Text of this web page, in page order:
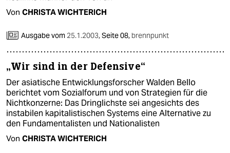
Von CHRISTA WICHTERICH
Ausgabe vom 25.1.2003,Seite 08, brennpunkt
„Wir sind in der Defensive“
Der asiatische Entwicklungsforscher Walden Bello
berichtet vom Sozialforum und von Strategien für die
Nichtkonzerne: Das Dringlichste sei angesichts des
instabilen kapitalistischen Systems eine Alternative zu
den Fundamentalisten und Nationalisten
Von CHRISTA WICHTERICH